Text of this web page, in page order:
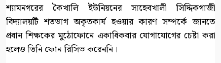
শ্যামনগরের কৈখালি ইউনিয়নের সাহেবখালী সিদ্দিকগাজী
বিদ্যালয়টি শতভাগ অকৃতকার্য হওয়ার কারণ সম্পর্কে জানতে
প্রধান শিক্ষকের মুঠোফোনে একাধিকবার যোগাযোগের চেষ্টা করা
হলেও তিনি ফোন রিসিভ করেননি।